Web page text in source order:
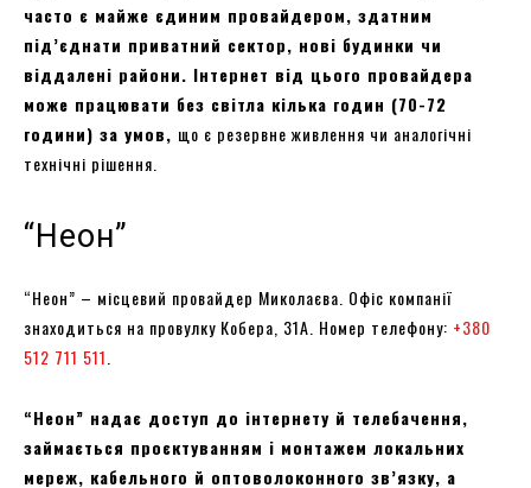
часто є майже єдиним провайдером, здатним
під’єднати приватний сектор, нові будинки чи
віддалені райони. Інтернет від цього провайдера
може працювати без світла кілька годин (70-72
години) за умов, що є резервне живлення чи аналогічні
технічні рішення.
“Неон”
“Неон” – місцевий провайдер Миколаєва. Офіс компанії
знаходиться на провулку Кобера, 31А. Номер телефону: +380
512 711 511
“Неон” надає доступ до інтернету й телебачення,
займається проєктуванням і монтажем локальних
мереж, кабельного й оптоволоконного зв’язку, а